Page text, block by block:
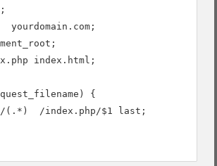
yourdomain.com;
index.html;
{
(.*)  /index.php/$1 last;